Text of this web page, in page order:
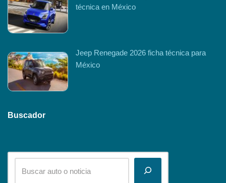
técnica en México
Jeep Renegade 2026 ficha técnica para
México
Buscador